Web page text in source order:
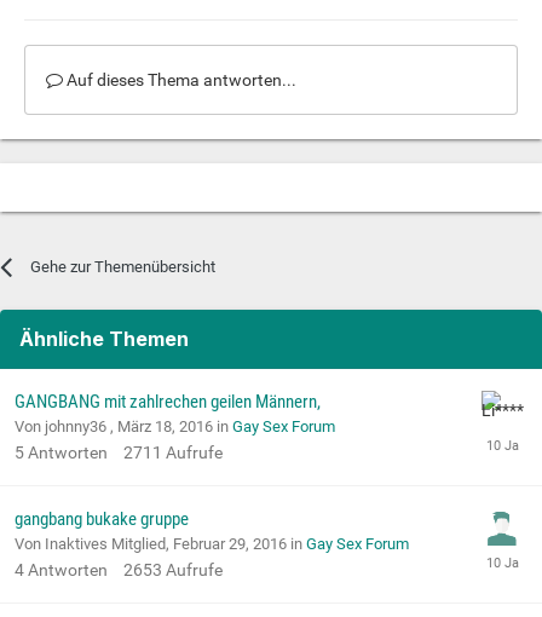
Auf dieses Thema antworten...
Gehe zur Themenübersicht
Ähnliche Themen
GANGBANG mit zahlrechen geilen Männern,
Von johnny36 , März 18, 2016 in Gay Sex Forum
5Antworten 2711 Aufrufe
gangbang bukake gruppe
Von Inaktives Mitglied, Februar 29, 2016 in Gay Sex Forum
4Antworten 2653 Aufrufe